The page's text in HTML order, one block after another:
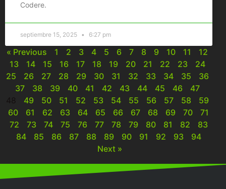
Codere.
septiembre 15, 2025 6:27 pm
« Previous 1 2 3 4 5 6 7 8 9 10 11
12
13
14 15 16 17 18 19 20 21 22 23
24
25
26 27 28 29 30 31 32 33 34 35
36
37
38 39 40 41 42 43 44 45 46
47
49 50 51 52 53 54 55 56 57 58
59
60
61 62 63 64 65 66 67 68 69 70
71
72
73 74 75 76 77 78 79 80 81 82
83
84
85 86 87 88 89 90 91 92 93
94
Next »